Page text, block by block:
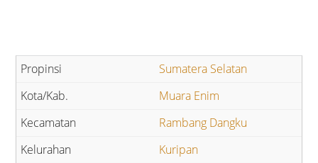
Sumatera Selatan
Muara Enim
Rambang Dangku
Kuripan